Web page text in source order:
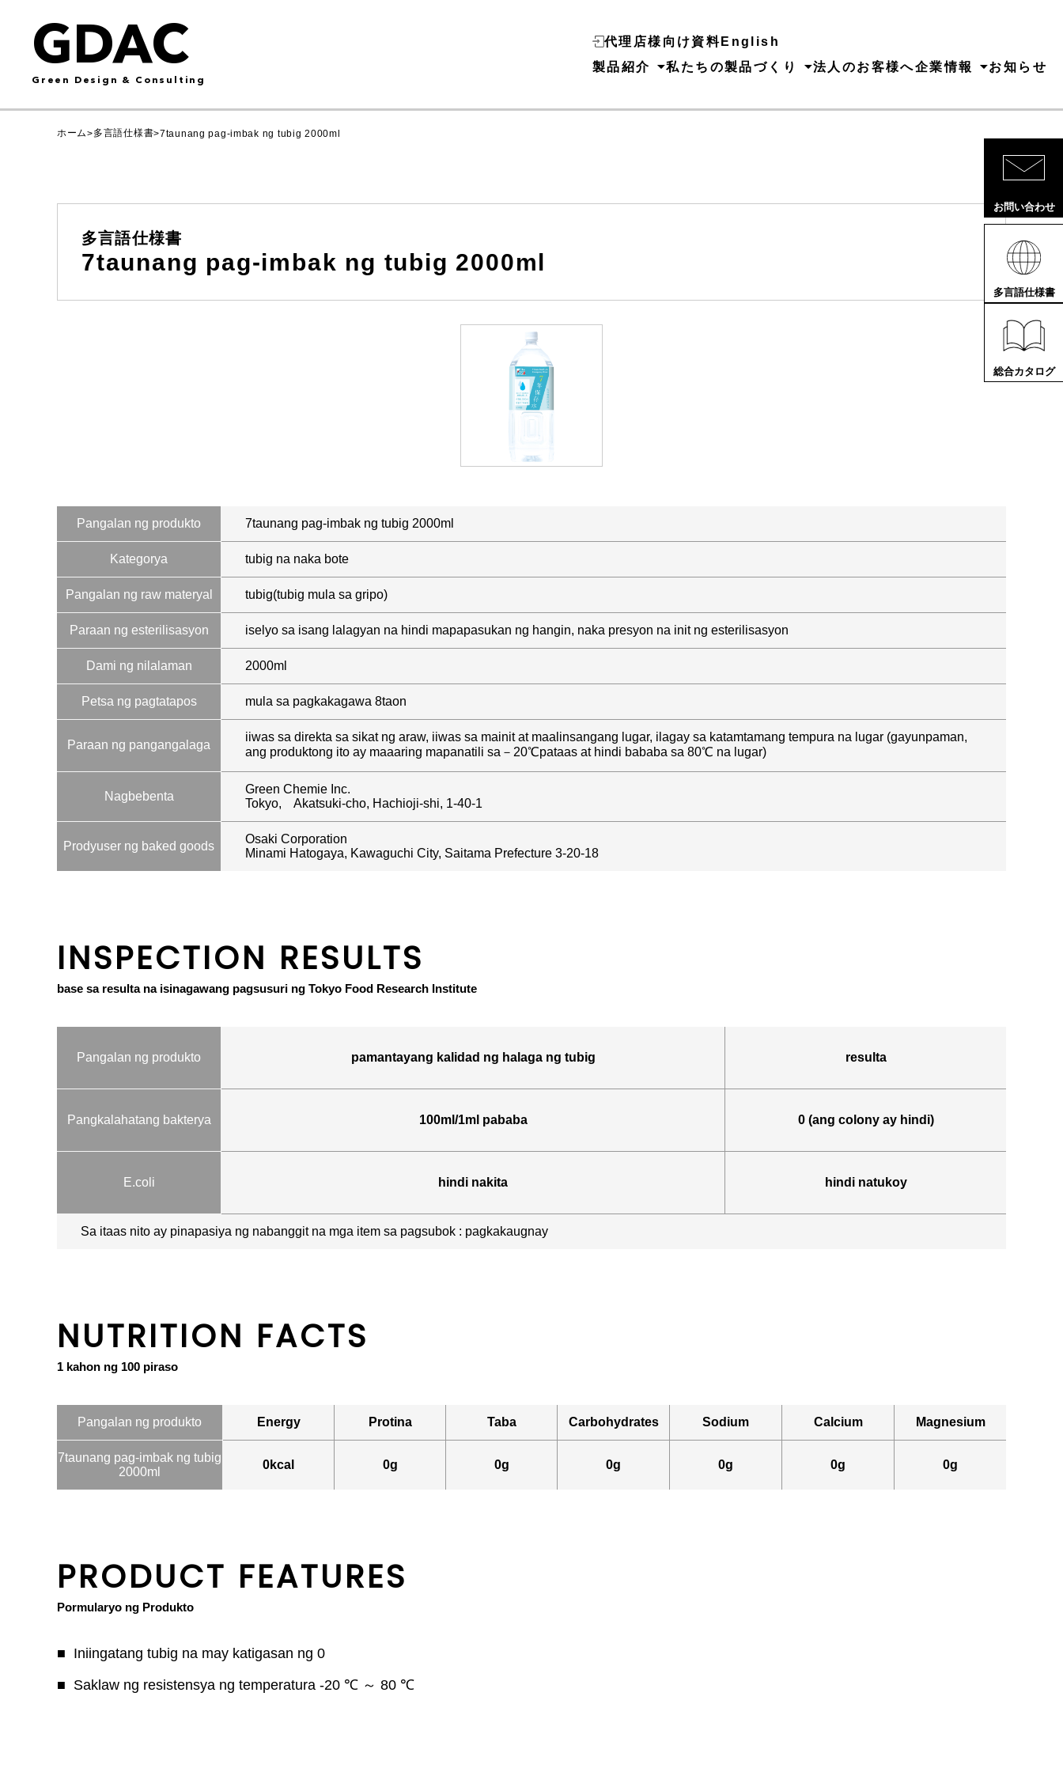
GDAC
Green Design & Consulting
代理店様向け資料 English
製品紹介
私たちの製品づくり 法人のお客様へ企業情報 お知らせ
ホーム>多言語仕様書>7taunang pag-imbak ng tubig 2000ml
多言語仕様書
7taunang pag-imbak ng tubig 2000ml
Pangalan ng produkto 7taunang pag-imbak ng tubig 2000ml
Kategorya tubig na naka bote
Pangalan ng raw materyal tubig(tubig mula sa gripo)
Paraan ng esterilisasyon iselyo sa isang lalagyan na hindi mapapasukan ng hangin, naka presyon na init ng esterilisasyon
Dami ng nilalaman 2000ml
Petsa ng pagtatapos mula sa pagkakagawa 8taon
Paraan ng pangangalaga
iiwas sa direkta sa sikat ng araw, iiwas sa mainit at maalinsangang lugar, ilagay sa katamtamang tempura na lugar (gayunpaman,
ang produktong ito ay maaaring mapanatili sa－20℃pataas at hindi bababa sa 80℃ na lugar)
Nagbebenta
Green Chemie Inc.
Tokyo, Akatsuki-cho, Hachioji-shi, 1-40-1
Prodyuser ng baked goods
Osaki Corporation
Minami Hatogaya, Kawaguchi City, Saitama Prefecture 3-20-18
INSPECTION RESULTS
base sa resulta na isinagawang pagsusuri ng Tokyo Food Research Institute
Pangalan ng produkto pamantayang kalidad ng halaga ng tubig resulta
Pangkalahatang bakterya 100ml/1ml pababa 0 (ang colony ay hindi)
E.coli hindi nakita hindi natukoy
Sa itaas nito ay pinapasiya ng nabanggit na mga item sa pagsubok : pagkakaugnay
NUTRITION FACTS
1 kahon ng 100 piraso
Pangalan ng produkto Energy Protina Taba Carbohydrates Sodium Calcium Magnesium
7taunang pag-imbak ng ​tubig
2000ml
0kcal 0g 0g 0g 0g 0g 0g
PRODUCT FEATURES
Pormularyo ng Produkto
Iniingatang tubig na may katigasan ng 0
Saklaw ng resistensya ng temperatura -20 ℃ ～ 80 ℃
お問い合わせ
多言語仕様書
総合カタログ